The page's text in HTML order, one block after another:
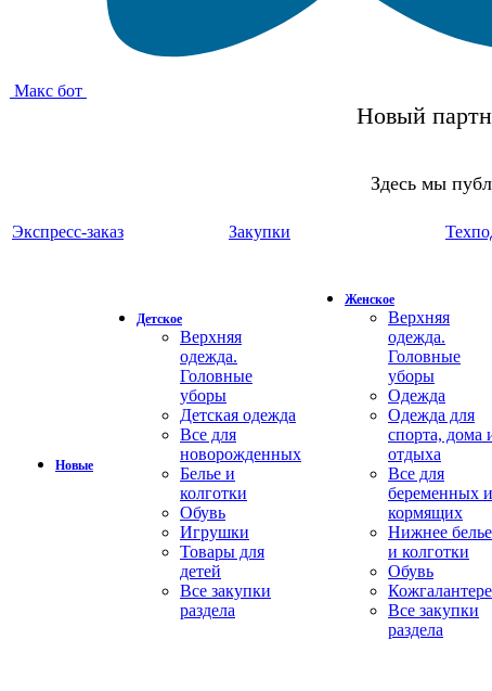
Макс бот
Новый
Здесь мы
Экспресс-заказ Закупки
Новые
Детское
Верхняя
одежда.
Головные
уборы
Детская одежда
Все для
новорожденных
Белье и
колготки
Обувь
Игрушки
Товары для
детей
Все закупки
раздела
Женское
Верхняя
одежда.
Головные
уборы
Одежда
Одежда для
спорта, дома
отдыха
Все для
беременных и
кормящих
Нижнее белье
и колготки
Обувь
Все закупки
раздела